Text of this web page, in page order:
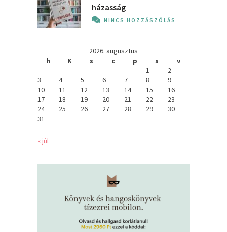
házasság
NINCS HOZZÁSZÓLÁS
2026. augusztus
h
K s c p s
v
1
2
3
4 5 6 7 8
9
10
11 12 13 14 15
16
17
18 19 20 21 22
23
24
25 26 27 28 29
30
31
« júl